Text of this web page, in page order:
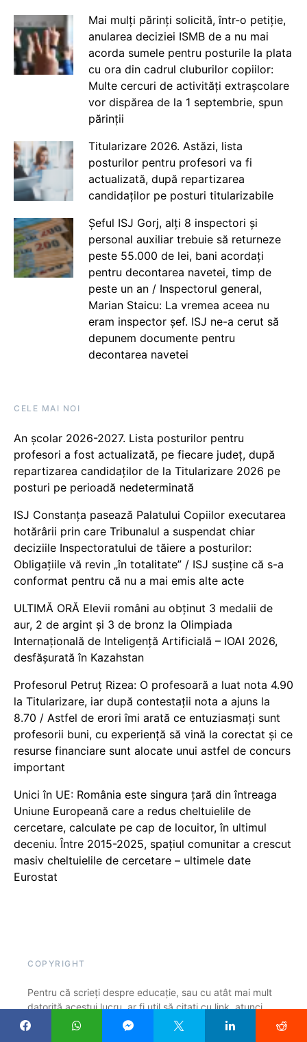
Mai mulți părinți solicită, într-o petiție,
anularea deciziei ISMB de a nu mai
acorda sumele pentru posturile la plata
cu ora din cadrul cluburilor copiilor:
Multe cercuri de activități extrașcolare
vor dispărea de la 1 septembrie, spun
părinții
Titularizare 2026. Astăzi, lista
posturilor pentru profesori va fi
actualizată, după repartizarea
candidaților pe posturi titularizabile
Șeful ISJ Gorj, alți 8 inspectori și
personal auxiliar trebuie să returneze
peste 55.000 de lei, bani acordați
pentru decontarea navetei, timp de
peste un an / Inspectorul general,
Marian Staicu: La vremea aceea nu
eram inspector șef. ISJ ne-a cerut să
depunem documente pentru
decontarea navetei
CELE MAI NOI
An școlar 2026-2027. Lista posturilor pentru
profesori a fost actualizată, pe fiecare județ, după
repartizarea candidaților de la Titularizare 2026 pe
posturi pe perioadă nedeterminată
ISJ Constanța pasează Palatului Copiilor executarea
hotărârii prin care Tribunalul a suspendat chiar
deciziile Inspectoratului de tăiere a posturilor:
Obligațiile vă revin „în totalitate” / ISJ susține că s-a
conformat pentru că nu a mai emis alte acte
ULTIMĂ ORĂ Elevii români au obținut 3 medalii de
aur, 2 de argint și 3 de bronz la Olimpiada
Internațională de Inteligență Artificială – IOAI 2026,
desfășurată în Kazahstan
Profesorul Petruț Rizea: O profesoară a luat nota 4.90
la Titularizare, iar după contestații nota a ajuns la
8.70 / Astfel de erori îmi arată ce entuziasmați sunt
profesorii buni, cu experiență să vină la corectat și ce
resurse financiare sunt alocate unui astfel de concurs
important
Unici în UE: România este singura țară din întreaga
Uniune Europeană care a redus cheltuielile de
cercetare, calculate pe cap de locuitor, în ultimul
deceniu. Între 2015-2025, spațiul comunitar a crescut
masiv cheltuielile de cercetare – ultimele date
Eurostat
COPYRIGHT
Pentru că scrieți despre educație, sau cu atât mai mult
datorită acestui lucru, ar fi util să citați cu link, atunci
când preluați un articol, părți dintr-un articol sau o idee